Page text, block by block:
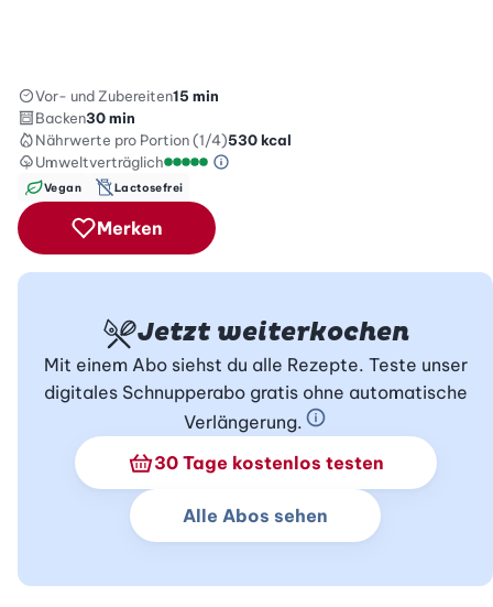
Vor- und Zubereiten15 min
Backen30 min
Nährwerte pro Portion (1/4)530kcal
Umweltverträglich
Green Betty Skala Info
Vegan Lactosefrei
Merken
Jetzt weiterkochen
Mit einem Abo siehst du alle Rezepte. Teste unser
digitales Schnupperabo gratis ohne automatische
Verlängerung.
Schnupperabo Info
30 Tage kostenlos testen
Alle Abos sehen